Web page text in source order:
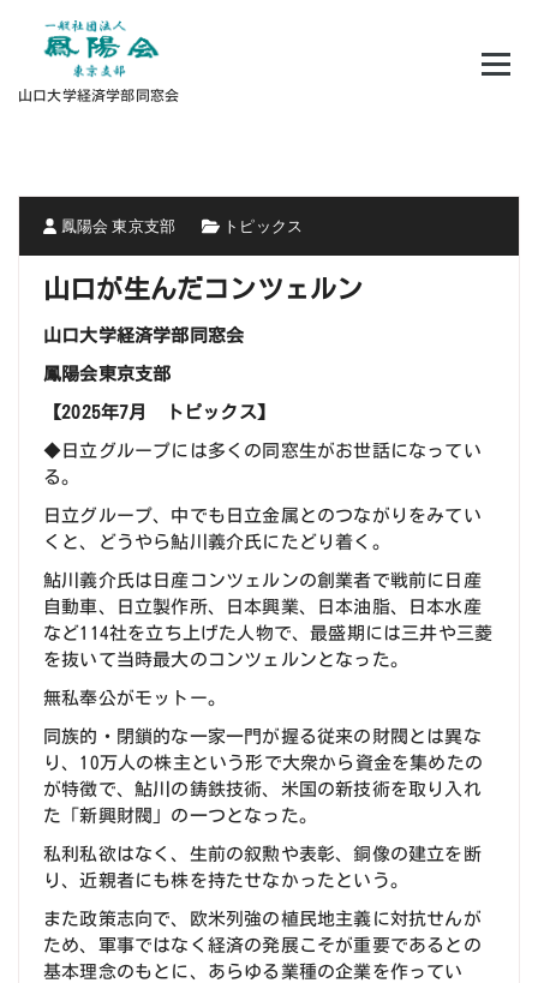
山口大学経済学部同窓会
鳳陽会 東京支部 トピックス
山口が生んだコンツェルン
山口大学経済学部同窓会
鳳陽会東京支部
【2025年7月 トピックス】
◆日立グループには多くの同窓生がお世話になってい
る。
日立グループ、中でも日立金属とのつながりをみてい
くと、どうやら鮎川義介氏にたどり着く。
鮎川義介氏は日産コンツェルンの創業者で戦前に日産
自動車、日立製作所、日本興業、日本油脂、日本水産
など114社を立ち上げた人物で、最盛期には三井や三菱
を抜いて当時最大のコンツェルンとなった。
無私奉公がモットー。
同族的・閉鎖的な一家一門が握る従来の財閥とは異な
り、10万人の株主という形で大衆から資金を集めたの
が特徴で、鮎川の鋳鉄技術、米国の新技術を取り入れ
た「新興財閥」の一つとなった。
私利私欲はなく、生前の叙勲や表彰、銅像の建立を断
り、近親者にも株を持たせなかったという。
また政策志向で、欧米列強の植民地主義に対抗せんが
ため、軍事ではなく経済の発展こそが重要であるとの
基本理念のもとに、あらゆる業種の企業を作ってい